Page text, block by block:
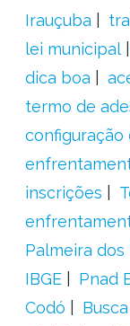
Irauçuba
lei municipal
dica boa
termo de
inscrições
Palmeira dos
IBGE
Pnad
Codó